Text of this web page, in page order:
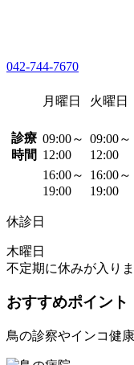
042-744-7670
月曜日 火曜日
診療
時間
09:00～
12:00
09:00～
12:00
16:00～
19:00
16:00～
19:00
休診日
木曜日
不定期に休みが入り
おすすめポイント
鳥の診察やインコ健